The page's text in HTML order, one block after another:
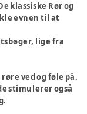
klassiske Rør og
evnen til at
lige fra
ved og føle på.
stimulerer også